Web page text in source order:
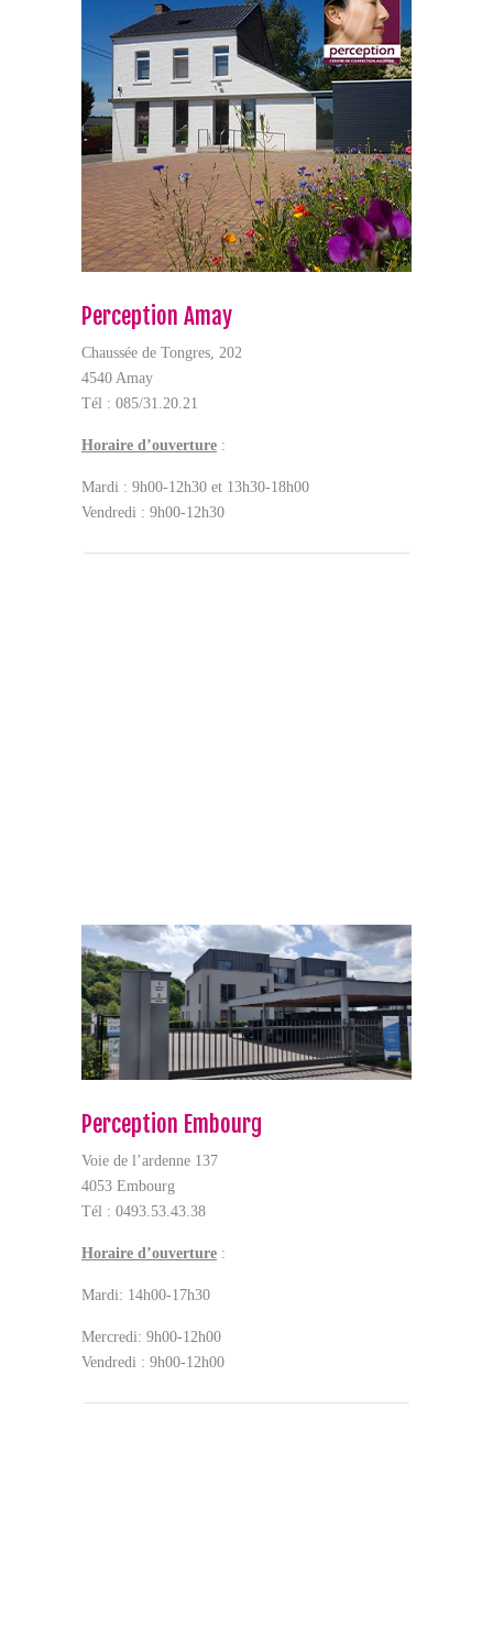
Perception Amay
Chaussée de Tongres, 202
4540 Amay
Tél : 085/31.20.21
Horaire d’ouverture :
Mardi : 9h00-12h30 et 13h30-18h00
Vendredi : 9h00-12h30
Perception Embourg
Voie de l’ardenne 137
4053 Embourg
Tél : 0493.53.43.38
Horaire d’ouverture :
Mardi: 14h00-17h30
Mercredi: 9h00-12h00
Vendredi : 9h00-12h00